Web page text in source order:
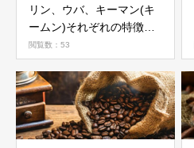
リン、ウバ、キーマン(キ
ームン)それぞれの特徴に
ついて
閲覧数：53